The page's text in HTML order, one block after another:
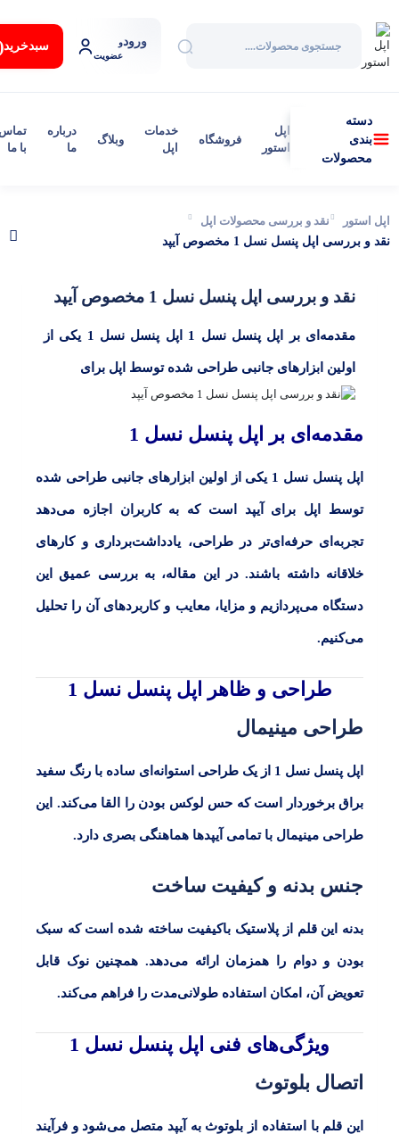
ورودو
عضویت
سبد‌خرید
دسته
بندی
محصولات
اپل
استور
فروشگاه
خدمات
اپل
وبلاگ
درباره
ما
با ما
اپل استور
نقد و بررسی محصولات اپل
نقد و بررسی اپل پنسل نسل 1 مخصوص آیپد
نقد و بررسی اپل پنسل نسل 1 مخصوص آیپد
مقدمه‌ای بر اپل پنسل نسل 1 اپل پنسل نسل 1 یکی از
اولین ابزارهای جانبی طراحی شده توسط اپل برای
مقدمه‌ای بر اپل پنسل نسل 1
اپل پنسل نسل 1 یکی از اولین ابزارهای جانبی طراحی شده
توسط اپل برای آیپد است که به کاربران اجازه می‌دهد
تجربه‌ای حرفه‌ای‌تر در طراحی، یادداشت‌برداری و کارهای
خلاقانه داشته باشند. در این مقاله، به بررسی عمیق این
دستگاه می‌پردازیم و مزایا، معایب و کاربردهای آن را تحلیل
می‌کنیم.
طراحی و ظاهر اپل پنسل نسل 1
طراحی مینیمال
اپل پنسل نسل 1 از یک طراحی استوانه‌ای ساده با رنگ سفید
براق برخوردار است که حس لوکس بودن را القا می‌کند. این
طراحی مینیمال با تمامی آیپدها هماهنگی بصری دارد.
جنس بدنه و کیفیت ساخت
بدنه این قلم از پلاستیک باکیفیت ساخته شده است که سبک
بودن و دوام را همزمان ارائه می‌دهد. همچنین نوک قابل
تعویض آن، امکان استفاده طولانی‌مدت را فراهم می‌کند.
ویژگی‌های فنی اپل پنسل نسل 1
اتصال بلوتوث
این قلم با استفاده از بلوتوث به آیپد متصل می‌شود و فرآیند
گفتگو با غرفه‌دار